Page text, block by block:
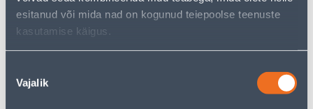
esitanud või mida nad on kogunud teiepoolse teenuste
kasutamise käigus.
valik
Vajalik